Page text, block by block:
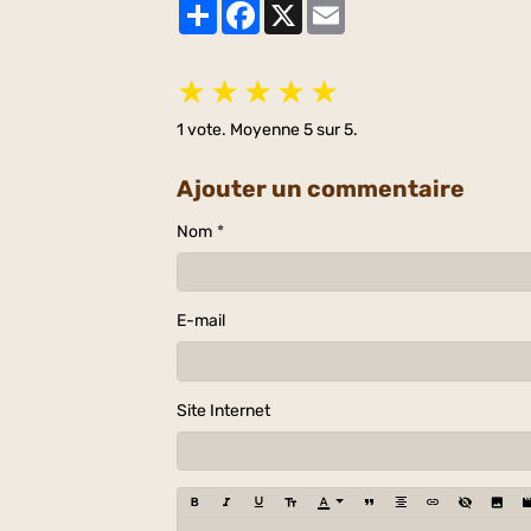
PartagerFacebook
X
★ ★ ★ ★ ★
1 vote. Moyenne5sur 5.
Ajouter un commentaire
Nom
E-mail
Site Internet